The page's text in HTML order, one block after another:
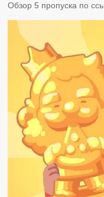
Обзор 5 пропуска по